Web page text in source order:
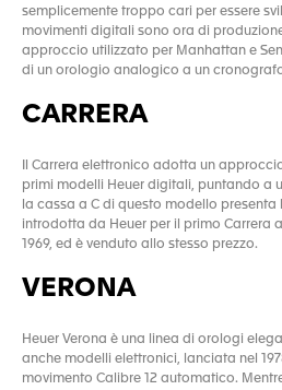
semplicemente troppo cari per essere
movimenti digitali sono ora di
approccio utilizzato per Manhattan e
di un orologio analogico a un
CARRERA
Il Carrera elettronico adotta un
primi modelli Heuer digitali, puntando a
la cassa a C di questo modello presenta
introdotta da Heuer per il primo Carrera
1969, ed è venduto allo stesso prezzo.
VERONA
Heuer Verona è una linea di orologi
anche modelli elettronici, lanciata nel
movimento Calibre 12 automatico.